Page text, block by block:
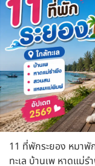
11 ที่พักระยอง หมาพั
ทะเล บ้านเพ หาดแม่